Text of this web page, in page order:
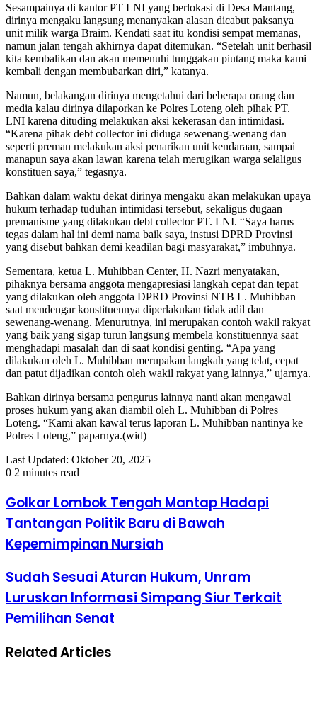
Sesampainya di kantor PT LNI yang berlokasi di Desa Mantang,
dirinya mengaku langsung menanyakan alasan dicabut paksanya
unit milik warga Braim. Kendati saat itu kondisi sempat memanas,
namun jalan tengah akhirnya dapat ditemukan. “Setelah unit berhasil
kita kembalikan dan akan memenuhi tunggakan piutang maka kami
kembali dengan membubarkan diri,” katanya.
Namun, belakangan dirinya mengetahui dari beberapa orang dan
media kalau dirinya dilaporkan ke Polres Loteng oleh pihak PT.
LNI karena dituding melakukan aksi kekerasan dan intimidasi.
“Karena pihak debt collector ini diduga sewenang-wenang dan
seperti preman melakukan aksi penarikan unit kendaraan, sampai
manapun saya akan lawan karena telah merugikan warga selaligus
konstituen saya,” tegasnya.
Bahkan dalam waktu dekat dirinya mengaku akan melakukan upaya
hukum terhadap tuduhan intimidasi tersebut, sekaligus dugaan
premanisme yang dilakukan debt collector PT. LNI. “Saya harus
tegas dalam hal ini demi nama baik saya, instusi DPRD Provinsi
yang disebut bahkan demi keadilan bagi masyarakat,” imbuhnya.
Sementara, ketua L. Muhibban Center, H. Nazri menyatakan,
pihaknya bersama anggota mengapresiasi langkah cepat dan tepat
yang dilakukan oleh anggota DPRD Provinsi NTB L. Muhibban
saat mendengar konstituennya diperlakukan tidak adil dan
sewenang-wenang. Menurutnya, ini merupakan contoh wakil rakyat
yang baik yang sigap turun langsung membela konstituennya saat
menghadapi masalah dan di saat kondisi genting. “Apa yang
dilakukan oleh L. Muhibban merupakan langkah yang telat, cepat
dan patut dijadikan contoh oleh wakil rakyat yang lainnya,” ujarnya.
Bahkan dirinya bersama pengurus lainnya nanti akan mengawal
proses hukum yang akan diambil oleh L. Muhibban di Polres
Loteng. “Kami akan kawal terus laporan L. Muhibban nantinya ke
Polres Loteng,” paparnya.(wid)
Last Updated: Oktober 20, 2025
0 2 minutes read
Golkar Lombok Tengah Mantap Hadapi
Tantangan Politik Baru di Bawah
Kepemimpinan Nursiah
Sudah Sesuai Aturan Hukum, Unram
Luruskan Informasi Simpang Siur Terkait
Pemilihan Senat
Related Articles